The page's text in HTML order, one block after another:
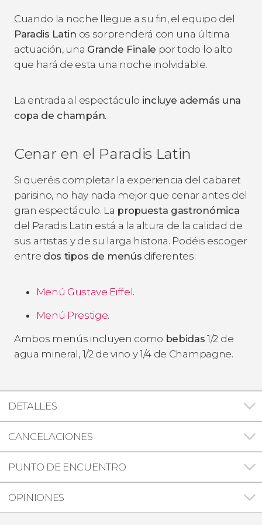
Cuando la noche llegue a su fin, el equipo del
Paradis Latin os sorprenderá con una última
actuación, una Grande Finale por todo lo alto
que hará de esta una noche inolvidable.
La entrada al espectáculo incluye además una
copa de champán.
Cenar en el Paradis Latin
Si queréis completar la experiencia del cabaret
parisino, no hay nada mejor que cenar antes del
gran espectáculo. La propuesta gastronómica
del Paradis Latin está a la altura de la calidad de
sus artistas y de su larga historia. Podéis escoger
entre dos tipos de menús diferentes:
Menú Gustave Eiffel.
Menú Prestige.
Ambos menús incluyen como bebidas 1/2 de
agua mineral, 1/2 de vino y 1/4 de Champagne.
DETALLES
CANCELACIONES
PUNTO DE ENCUENTRO
OPINIONES